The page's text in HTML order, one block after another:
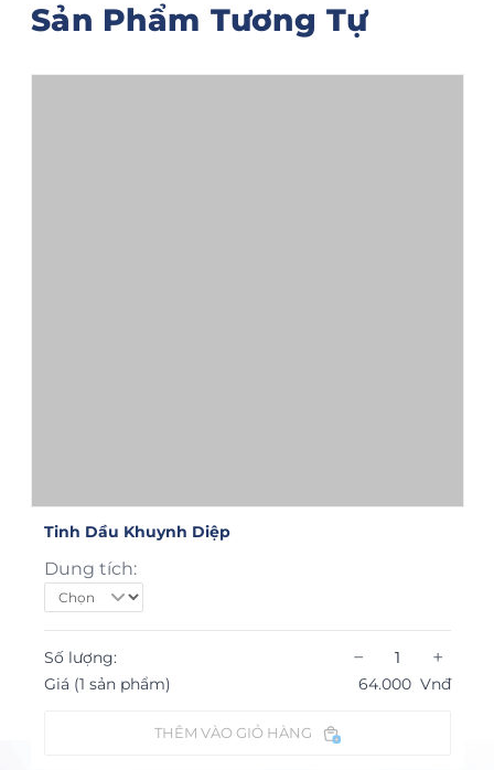
Sản Phẩm Tương Tự
Tinh Dầu Khuynh Diệp
Dung tích:
Số lượng: − +
Giá (1 sản phẩm) 64.000 Vnđ
THÊM VÀO GIỎ HÀNG